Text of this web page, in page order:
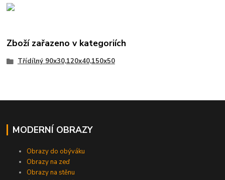
Zboží zařazeno v kategoriích
Třídílný 90x30,120x40,150x50
MODERNÍ OBRAZY
Obrazy do obýváku
Obrazy na zeď
Obrazy na stěnu